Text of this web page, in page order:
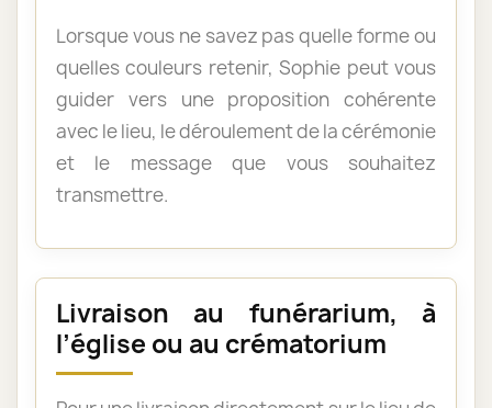
Lorsque vous ne savez pas quelle forme ou
quelles couleurs retenir, Sophie peut vous
guider vers une proposition cohérente
avec le lieu, le déroulement de la cérémonie
et le message que vous souhaitez
transmettre.
Livraison au funérarium, à
l’église ou au crématorium